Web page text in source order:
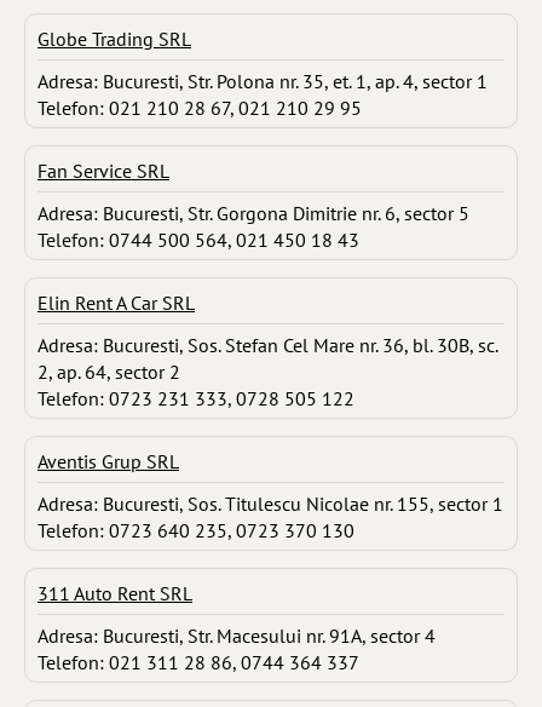
Globe Trading SRL
Adresa: Bucuresti, Str. Polona nr. 35, et. 1, ap. 4, sector 1
Telefon: 021 210 28 67, 021 210 29 95
Fan Service SRL
Adresa: Bucuresti, Str. Gorgona Dimitrie nr. 6, sector 5
Telefon: 0744 500 564, 021 450 18 43
Elin Rent A Car SRL
Adresa: Bucuresti, Sos. Stefan Cel Mare nr. 36, bl. 30B, sc.
2, ap. 64, sector 2
Telefon: 0723 231 333, 0728 505 122
Aventis Grup SRL
Adresa: Bucuresti, Sos. Titulescu Nicolae nr. 155, sector 1
Telefon: 0723 640 235, 0723 370 130
311 Auto Rent SRL
Adresa: Bucuresti, Str. Macesului nr. 91A, sector 4
Telefon: 021 311 28 86, 0744 364 337